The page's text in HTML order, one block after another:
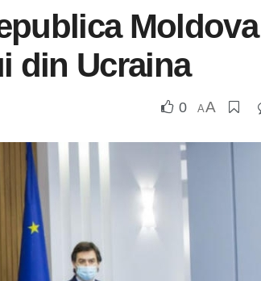
Moldova
din Ucraina
0 AA